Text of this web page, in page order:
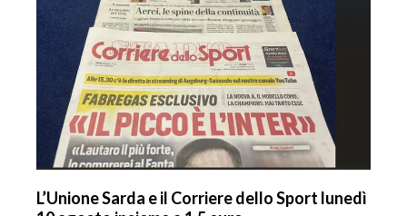
L’Unione Sarda e il Corriere dello Sport lunedì